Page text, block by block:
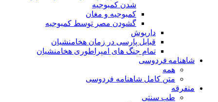
شدن کمبوجیه
کمبوجیه و مغان
گشودن مصر توسط کمبوجیه
داریوش
قبایل پارسی در زمان هخامنشیان
تمام جنگ های امپراطوری هخامنشیان
شاهنامه فردوسی
همه
متن کامل شاهنامه فردوسی
متفرقه
طب سنتی